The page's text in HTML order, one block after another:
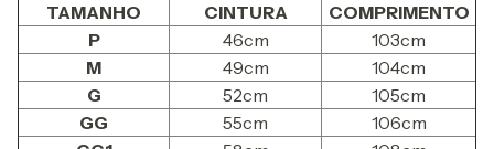
TAMANHO
CINTURA
COMPRIMENTO
P
46cm
103cm
M
49cm
104cm
G
52cm
105cm
GG
55cm
106cm